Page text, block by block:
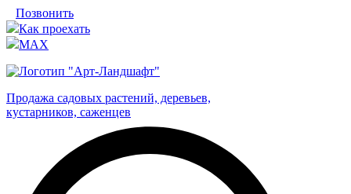
Позвонить
Как проехать
MAX
Продажа садовых растений, деревьев,
кустарников, саженцев